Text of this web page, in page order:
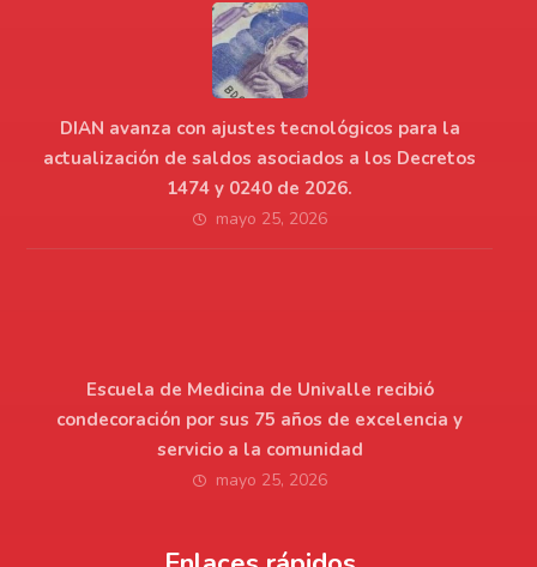
DIAN avanza con ajustes tecnológicos para la
actualización de saldos asociados a los Decretos
1474 y 0240 de 2026.
mayo 25, 2026
Escuela de Medicina de Univalle recibió
condecoración por sus 75 años de excelencia y
servicio a la comunidad
mayo 25, 2026